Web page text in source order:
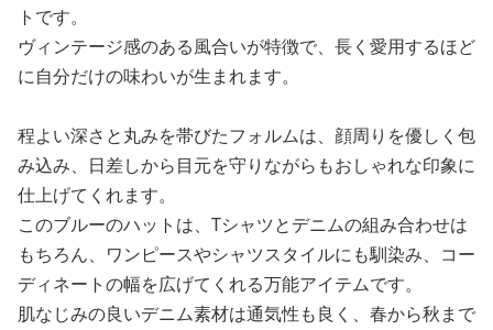
トです。
ヴィンテージ感のある風合いが特徴で、長く愛用するほど
に自分だけの味わいが生まれます。
程よい深さと丸みを帯びたフォルムは、顔周りを優しく包
み込み、日差しから目元を守りながらもおしゃれな印象に
仕上げてくれます。
このブルーのハットは、Tシャツとデニムの組み合わせは
もちろん、ワンピースやシャツスタイルにも馴染み、コー
ディネートの幅を広げてくれる万能アイテムです。
肌なじみの良いデニム素材は通気性も良く、春から秋まで